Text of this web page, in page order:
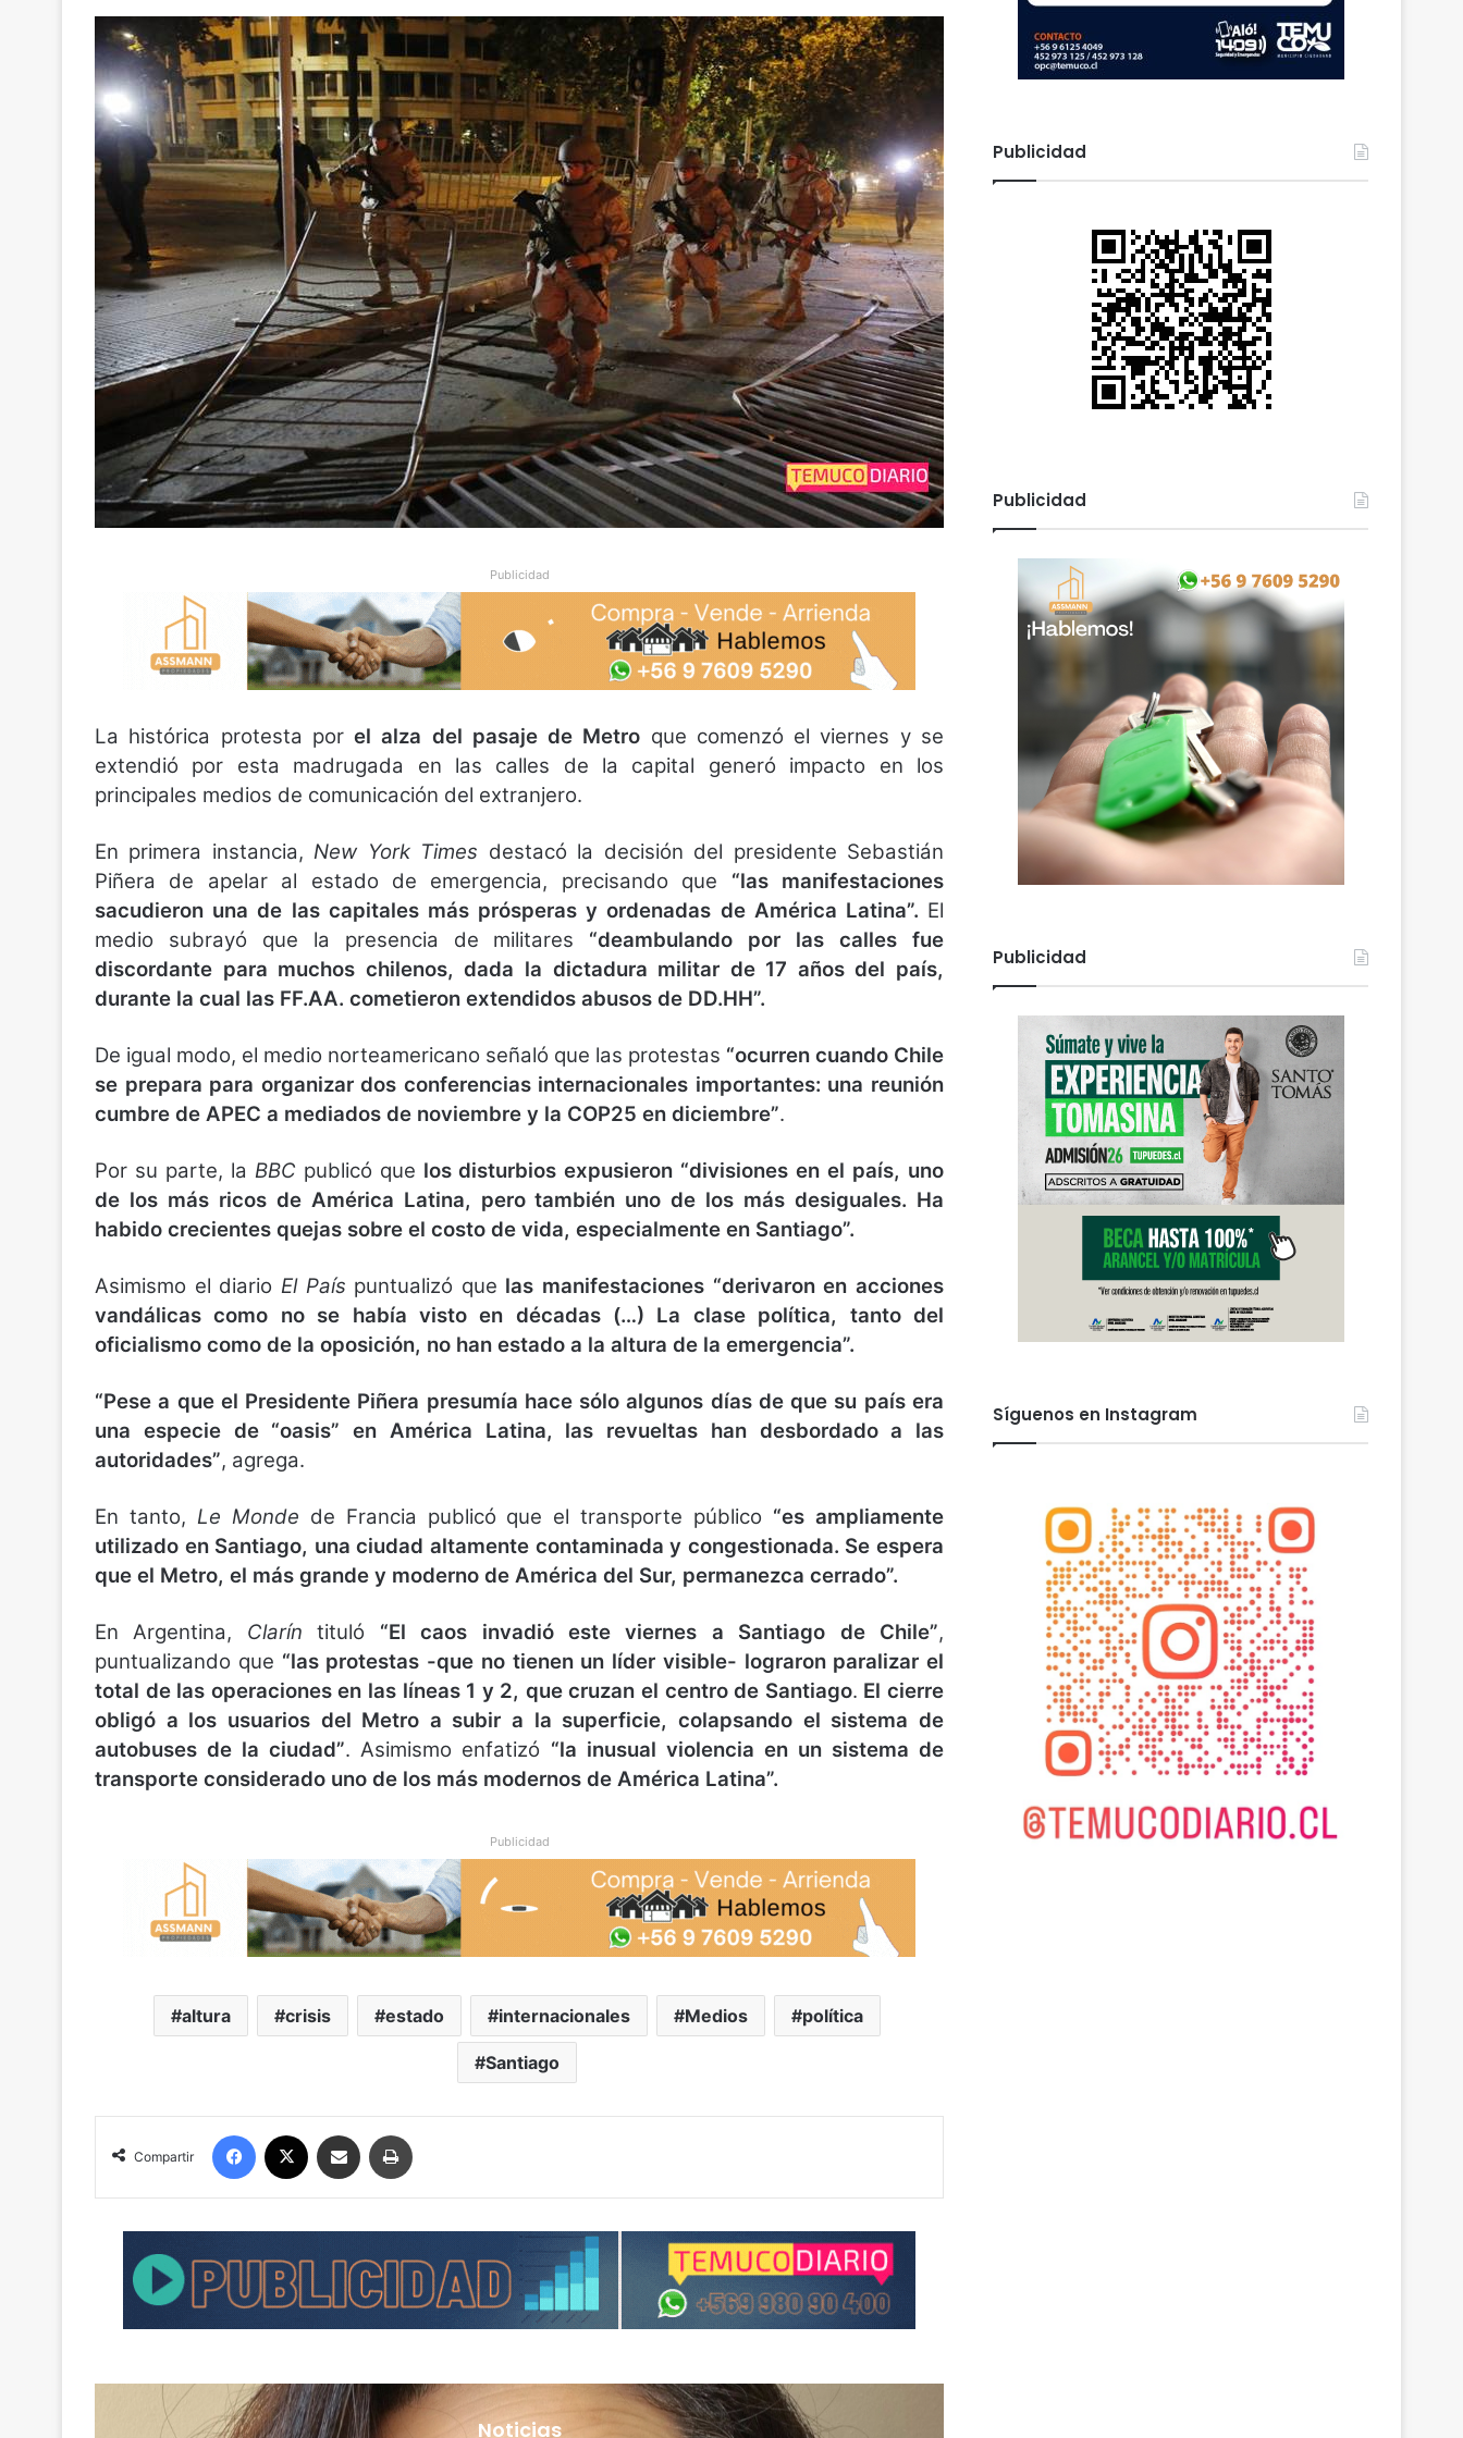
Publicidad
La histórica protesta porel alza del pasaje de Metro que comenzó el viernes y se
extendió por esta madrugada en las calles de la capital generó impacto en los
principales medios de comunicación del extranjero.
En primera instancia,New York Times destacó la decisión del presidente Sebastián
Piñera de apelar al estado de emergencia, precisando que “las manifestaciones
sacudieron una de las capitales más prósperas y ordenadas de América Latina”. El
medio subrayó que la presencia de militares “deambulando por las calles fue
discordante para muchos chilenos, dada la dictadura militar de 17 años del país,
durante la cual las FF.AA. cometieron extendidos abusos de DD.HH”.
De igual modo, el medio norteamericano señaló que las protestas “ocurren cuando Chile
se prepara para organizar dos conferencias internacionales importantes: una reunión
cumbre de APEC a mediados de noviembre y la COP25 en diciembre”.
Por su parte, la BBC publicó que los disturbios expusieron “divisiones en el país, uno
de los más ricos de América Latina, pero también uno de los más desiguales. Ha
habido crecientes quejas sobre el costo de vida, especialmente en Santiago”.
Asimismo el diario El País puntualizó que las manifestaciones “derivaron en acciones
vandálicas como no se había visto en décadas (…) La clase política, tanto del
oficialismo como de la oposición, no han estado a la altura de la emergencia”.
“Pese a que el Presidente Piñera presumía hace sólo algunos días de que su país era
una especie de “oasis” en América Latina, las revueltas han desbordado a las
autoridades”, agrega.
En tanto, Le Monde de Francia publicó que el transporte público “es ampliamente
utilizado en Santiago, una ciudad altamente contaminada y congestionada. Se espera
que el Metro, el más grande y moderno de América del Sur, permanezca cerrado”.
En Argentina, Claríntituló “El caos invadió este viernes a Santiago de Chile”,
puntualizando que “las protestas -que no tienen un líder visible- lograron paralizar el
total de las operaciones en las líneas 1 y 2, que cruzan el centro de Santiago. El cierre
obligó a los usuarios del Metro a subir a la superficie, colapsando el sistema de
autobuses de la ciudad”. Asimismo enfatizó “la inusual violencia en un sistema de
transporte considerado uno de los más modernos de América Latina”.
Publicidad
altura crisis estado internacionales Medios política
Santiago
Compartir
Noticias
Publicidad
Publicidad
Publicidad
Síguenos en Instagram